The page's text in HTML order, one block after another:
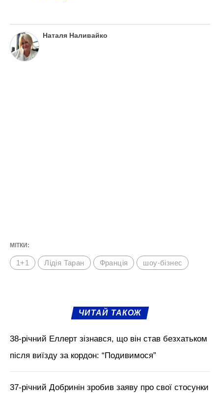
Наталя Наливайко
МІТКИ:
1+1 Лідія Таран Франція шоу-бізнес
ЧИТАЙ ТАКОЖ
38-річний Еллерт зізнався, що він став безхатьком
після виїзду за кордон: “Подивимося”
37-річний Добринін зробив заяву про свої стосунки